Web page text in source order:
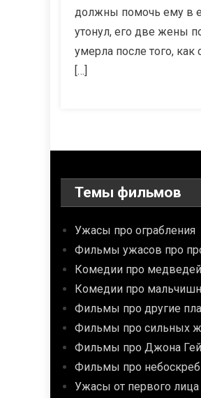
должны помочь ему в
утонул, его две жены
умерла после того,
[…]
Темы фильмов
Ужасы про ограбления
Фильмы ужасов про
Комедии про медведей
Комедии про
Фильмы про другие
Фильмы про сильных
Фильмы про Джона
Фильмы про небоскреб
Ужасы от первого лица